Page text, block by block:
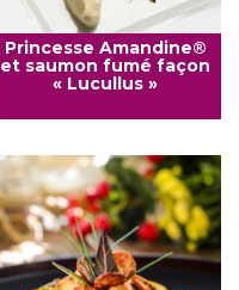
Princesse Amandine®
et saumon fumé façon
« Lucullus »